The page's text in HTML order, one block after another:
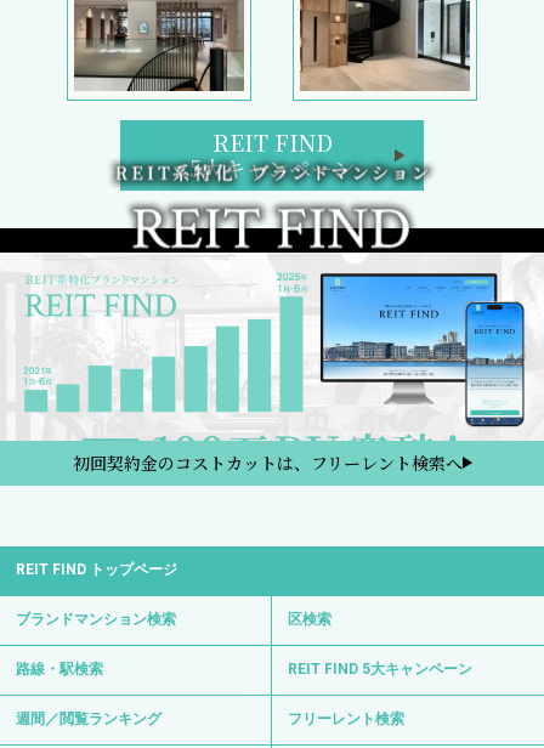
REIT FIND
5大キャンペーン
初回契約金のコストカットは、フリーレント検索へ
REIT FIND トップページ
ブランドマンション検索 区検索
路線・駅検索 REIT FIND 5大キャンペーン
週間／閲覧ランキング フリーレント検索